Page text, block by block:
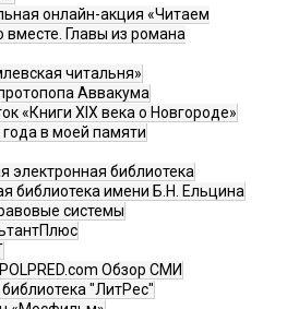
онлайн-акция «Читаем
вместе. Главы из романа
читальня»
Аввакума
«Книги XIX века о Новгороде»
в моей памяти
электронная библиотека
библиотека имени Б.Н. Ельцина
системы
Обзор СМИ
"ЛитРес"